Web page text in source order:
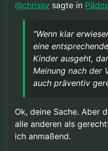
gerechtfertigt.
Sicherheit
erwarten ist.
Bei lediglich
mildere Mittel wie
mag, eventuell
bekannt sein.
nach allem was
sagen.
Daher ist diese
hypothetisch.
@chrissy sagte in
“Wenn klar
eine
Kinder ausgeht,
Meinung nach der
auch präventiv
Ok, deine Sache. Aber
alle anderen als
ich anmaßend.